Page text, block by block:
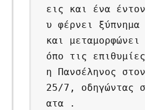
εις και ένα
υ φέρνει ξύπνημα
και
όπο τις
η Πανσέληνος
25/7, οδηγώντας
ατα .